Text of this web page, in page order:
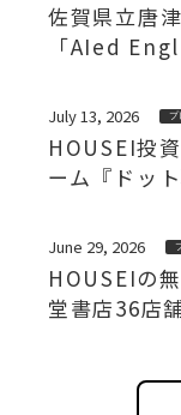
佐賀県立唐
「AIed
July 13, 2026 プ
HOUSEI投
ーム『ドッ
June 29, 2026
HOUSEIの
堂書店36店